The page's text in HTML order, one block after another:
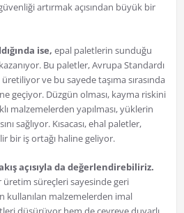
artırmak açısından büyük bir
ise, epal paletlerin sunduğu
Bu paletler, Avrupa Standardı
ve bu sayede taşıma sırasında
geçiyor. Düzgün olması, kayma riskini
malzemelerden yapılması, yüklerin
sağlıyor. Kısacası, ehal paletler,
bir iş ortağı haline geliyor.
açısıyla da değerlendirebiliriz.
süreçleri sayesinde geri
malzemelerden imal